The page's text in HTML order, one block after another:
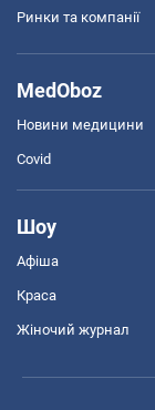
Ринки та компанії
MedOboz
Новини медицини
Covid
Шоу
Афіша
Краса
Жіночий журнал